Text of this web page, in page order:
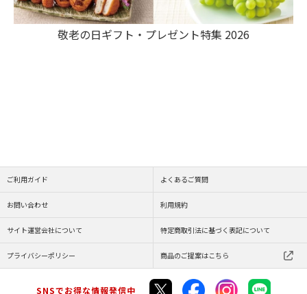
敬老の日ギフト・プレゼント特集 2026
ご利用ガイド よくあるご質問
お問い合わせ 利用規約
サイト運営会社について 特定商取引法に基づく表記について
プライバシーポリシー 商品のご提案はこちら
SNSでお得な情報発信中